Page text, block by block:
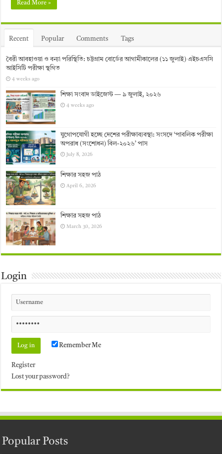
Read More »
Recent Popular Comments Tags
বৈরী আবহাওয়া ও বন্যা পরিস্থিতি: চট্টগ্রাম বোর্ডের আগামীকালের (১১ জুলাই) এইচএসসি
আইসিটি পরীক্ষা স্থগিত
4 weeks ago
শিক্ষা সংবাদ ডাইজেস্ট — ৯ জুলাই, ২০২৬
4 weeks ago
যুগোপযোগী হচ্ছে দেশের পরীক্ষাব্যবস্থা: সংসদে ‘পাবলিক পরীক্ষা
অপরাধ (সংশোধন) বিল-২০২৬’ পাস
July 8, 2026
শিক্ষার সহজ পাঠ
April 6, 2026
শিক্ষার সহজ পাঠ
March 30, 2026
Login
Remember Me
Register
Lost your password?
Popular Posts